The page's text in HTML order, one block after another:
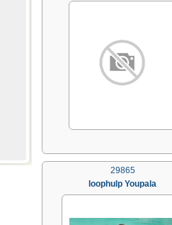
29865
loophulp Youpala